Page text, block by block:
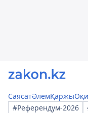
СаясатӘлемҚаржы
#Референдум-2026